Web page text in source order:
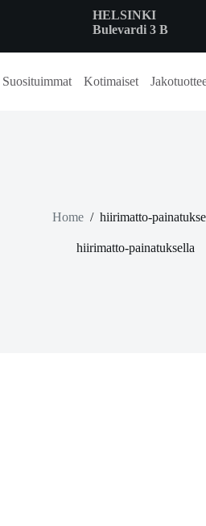
HELSINKI
Bulevardi 3 B
Suosituimmat Kotimaiset
Home / hiirimatto-
hiirimatto-painatuksella